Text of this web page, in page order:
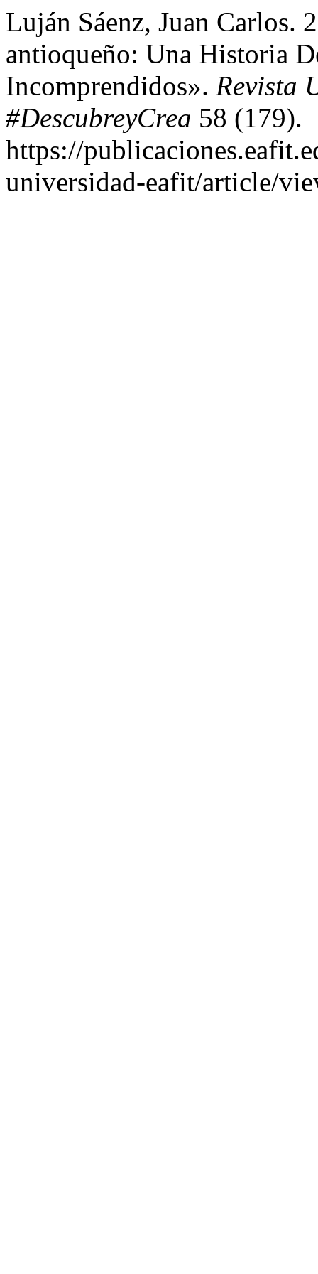
Luján Sáenz, Juan Carlos.
antioqueño: Una Historia
Incomprendidos». Revista
#DescubreyCrea 58 (179).
https://
universidad-eafit/article/